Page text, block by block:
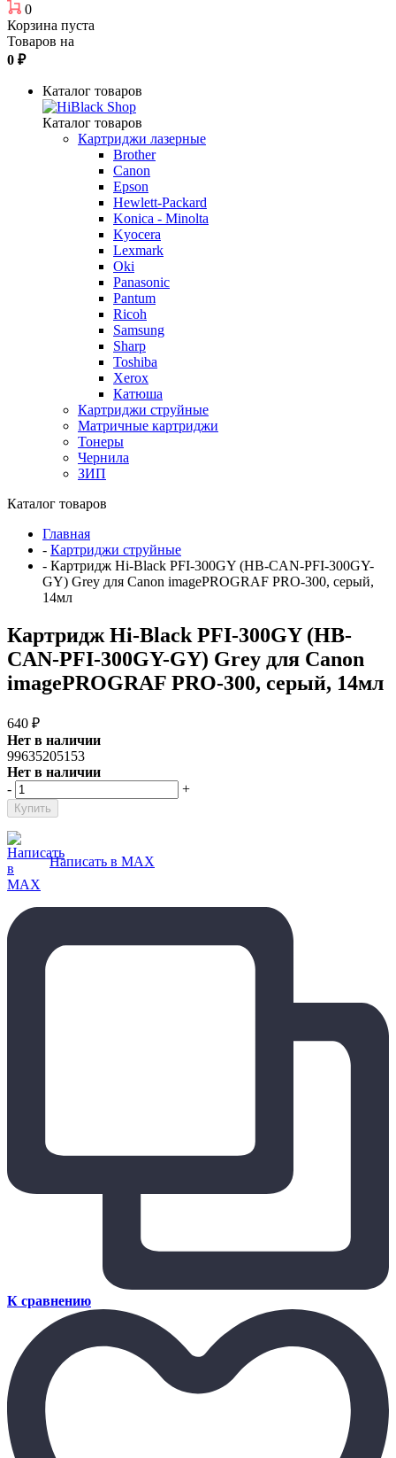
0
Корзина пуста
Товаров на
0 ₽
Каталог товаров
Каталог товаров
Картриджи лазерные
Brother
Canon
Epson
Hewlett-Packard
Konica - Minolta
Kyocera
Lexmark
Oki
Panasonic
Pantum
Ricoh
Samsung
Sharp
Toshiba
Xerox
Катюша
Картриджи струйные
Матричные картриджи
Тонеры
Чернила
ЗИП
Каталог товаров
Главная
- Картриджи струйные
- Картридж Hi-Black PFI-300GY (HB-CAN-PFI-300GY-
GY) Grey для Canon imagePROGRAF PRO-300, серый,
14мл
Картридж Hi-Black PFI-300GY (HB-
CAN-PFI-300GY-GY) Grey для Canon
imagePROGRAF PRO-300, серый, 14мл
640 ₽
Нет в наличии
99635205153
Нет в наличии
-
+
Написать в MAX
К сравнению